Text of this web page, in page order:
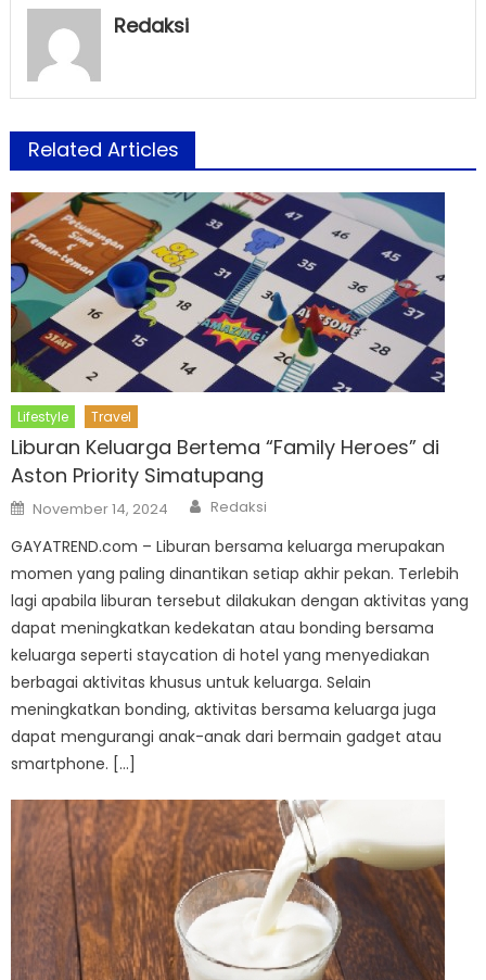
Redaksi
Related Articles
Lifestyle Travel
Liburan Keluarga Bertema “Family Heroes” di
Aston Priority Simatupang
Posted
on
November 14, 2024 Author
Redaksi
GAYATREND.com – Liburan bersama keluarga merupakan
momen yang paling dinantikan setiap akhir pekan. Terlebih
lagi apabila liburan tersebut dilakukan dengan aktivitas yang
dapat meningkatkan kedekatan atau bonding bersama
keluarga seperti staycation di hotel yang menyediakan
berbagai aktivitas khusus untuk keluarga. Selain
meningkatkan bonding, aktivitas bersama keluarga juga
dapat mengurangi anak-anak dari bermain gadget atau
smartphone. […]